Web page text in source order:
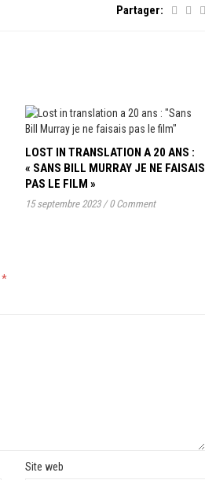
Partager:
LOST IN TRANSLATION A 20 ANS :
« SANS BILL MURRAY JE NE FAISAIS
PAS LE FILM »
15 septembre 2023 / 0 Comment
*
Site web